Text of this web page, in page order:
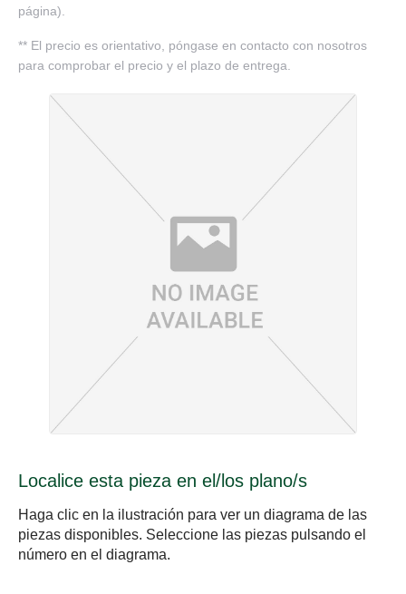
página).
** El precio es orientativo, póngase en contacto con nosotros
para comprobar el precio y el plazo de entrega.
Localice esta pieza en el/los plano/s
Haga clic en la ilustración para ver un diagrama de las
piezas disponibles. Seleccione las piezas pulsando el
número en el diagrama.